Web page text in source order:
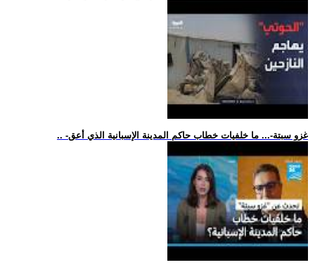
.. -غزو سبتة-... ما خلفيات خطاب حاكم المدينة الإسبانية الذي أعق